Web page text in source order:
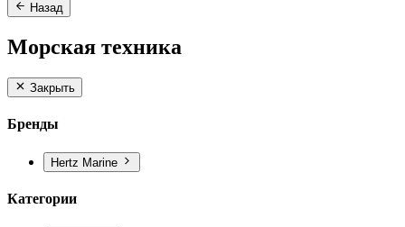
Назад
Морская техника
Закрыть
Бренды
Hertz Marine
Категории